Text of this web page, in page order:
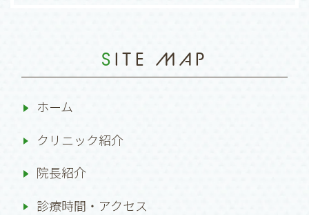
SITE MAP
ホーム
クリニック紹介
院長紹介
診療時間・アクセス